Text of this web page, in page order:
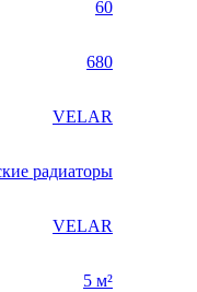
60
680
VELAR
радиаторы
VELAR
5 м²